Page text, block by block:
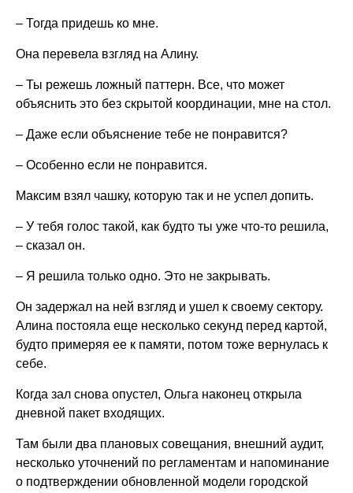
– Тогда придешь ко мне.
Она перевела взгляд на Алину.
– Ты режешь ложный паттерн. Все, что может
объяснить это без скрытой координации, мне на стол.
– Даже если объяснение тебе не понравится?
– Особенно если не понравится.
Максим взял чашку, которую так и не успел допить.
– У тебя голос такой, как будто ты уже что-то решила,
– сказал он.
– Я решила только одно. Это не закрывать.
Он задержал на ней взгляд и ушел к своему сектору.
Алина постояла еще несколько секунд перед картой,
будто примеряя ее к памяти, потом тоже вернулась к
себе.
Когда зал снова опустел, Ольга наконец открыла
дневной пакет входящих.
Там были два плановых совещания, внешний аудит,
несколько уточнений по регламентам и напоминание
о подтверждении обновленной модели городской